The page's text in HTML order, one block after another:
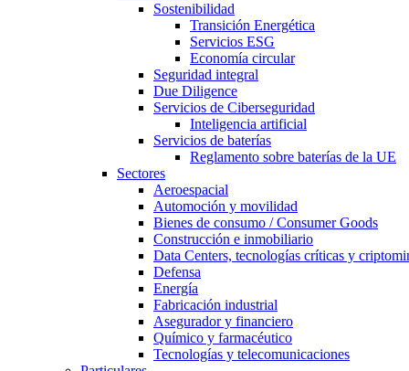
Sostenibilidad
Transición Energética
Servicios ESG
Economía circular
Seguridad integral
Due Diligence
Servicios de Ciberseguridad
Inteligencia artificial
Servicios de baterías
Reglamento sobre baterías de la UE
Sectores
Aeroespacial
Automoción y movilidad
Bienes de consumo / Consumer Goods
Construcción e inmobiliario
Data Centers, tecnologías críticas y
Defensa
Energía
Fabricación industrial
Asegurador y financiero
Químico y farmacéutico
Tecnologías y telecomunicaciones